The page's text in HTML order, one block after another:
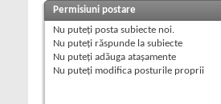
Permisiuni postare
Nu puteţi posta subiecte noi.
Nu puteţi răspunde la subiecte
Nu puteţi adăuga ataşamente
Nu puteţi modifica posturile proprii